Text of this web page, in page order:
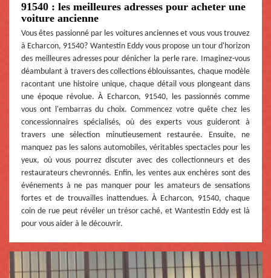
91540 : les meilleures adresses pour acheter une
voiture ancienne
Vous êtes passionné par les voitures anciennes et vous vous trouvez
à Echarcon, 91540? Wantestin Eddy vous propose un tour d'horizon
des meilleures adresses pour dénicher la perle rare. Imaginez-vous
déambulant à travers des collections éblouissantes, chaque modèle
racontant une histoire unique, chaque détail vous plongeant dans
une époque révolue. À Echarcon, 91540, les passionnés comme
vous ont l'embarras du choix. Commencez votre quête chez les
concessionnaires spécialisés, où des experts vous guideront à
travers une sélection minutieusement restaurée. Ensuite, ne
manquez pas les salons automobiles, véritables spectacles pour les
yeux, où vous pourrez discuter avec des collectionneurs et des
restaurateurs chevronnés. Enfin, les ventes aux enchères sont des
événements à ne pas manquer pour les amateurs de sensations
fortes et de trouvailles inattendues. À Echarcon, 91540, chaque
coin de rue peut révéler un trésor caché, et Wantestin Eddy est là
pour vous aider à le découvrir.